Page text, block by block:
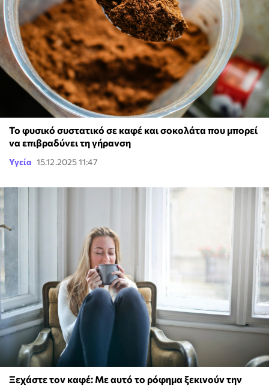
Το φυσικό συστατικό σε καφέ και σοκολάτα που μπορεί
να επιβραδύνει τη γήρανση
Υγεία 15.12.2025 11:47
Ξεχάστε τον καφέ: Με αυτό το ρόφημα ξεκινούν την